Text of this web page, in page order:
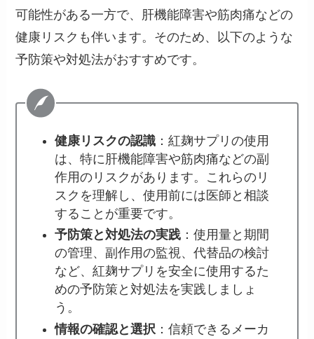
可能性がある一方で、肝機能障害や筋肉痛などの
健康リスクも伴います。そのため、以下のような
予防策や対処法がおすすめです。
健康リスクの認識 ：紅麹サプリの使用
は、特に肝機能障害や筋肉痛などの副
作用のリスクがあります。これらのリ
スクを理解し、使用前には医師と相談
することが重要です。
予防策と対処法の実践 ：使用量と期間
の管理、副作用の監視、代替品の検討
など、紅麹サプリを安全に使用するた
めの予防策と対処法を実践しましょ
う。
情報の確認と選択 ：信頼できるメーカ